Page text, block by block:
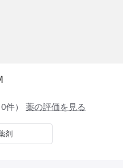
件） 薬の評価を見る
剤